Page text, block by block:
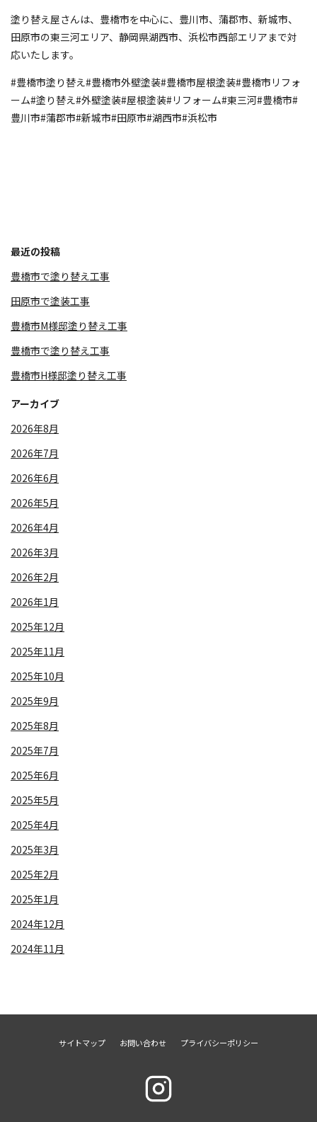
塗り替え屋さんは、豊橋市を中心に、豊川市、蒲郡市、新城市、
田原市の東三河エリア、静岡県湖西市、浜松市西部エリアまで対
応いたします。
#豊橋市塗り替え#豊橋市外壁塗装#豊橋市屋根塗装#豊橋市リフォ
ーム#塗り替え#外壁塗装#屋根塗装#リフォーム#東三河#豊橋市#
豊川市#蒲郡市#新城市#田原市#湖西市#浜松市
最近の投稿
豊橋市で塗り替え工事
田原市で塗装工事
豊橋市M様邸塗り替え工事
豊橋市で塗り替え工事
豊橋市H様邸塗り替え工事
アーカイブ
2026年8月
2026年7月
2026年6月
2026年5月
2026年4月
2026年3月
2026年2月
2026年1月
2025年12月
2025年11月
2025年10月
2025年9月
2025年8月
2025年7月
2025年6月
2025年5月
2025年4月
2025年3月
2025年2月
2025年1月
2024年12月
2024年11月
サイトマップ お問い合わせ プライバシーポリシー